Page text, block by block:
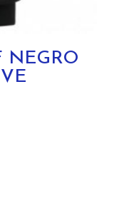
NEGRO